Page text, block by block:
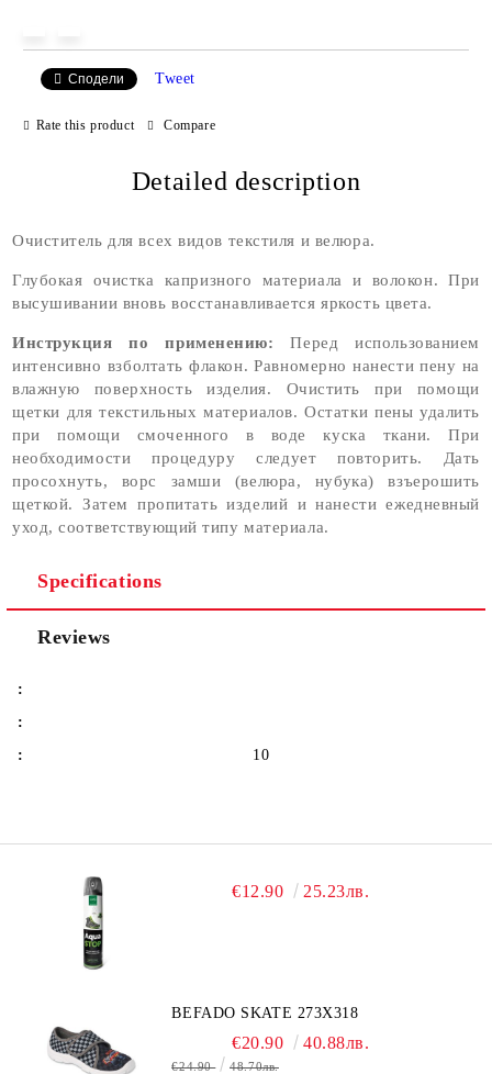
Сподели Tweet
Rate this product Compare
Detailed description
Очиститель для всех видов текстиля и велюра.
Глубокая очистка капризного материала и волокон. При
высушивании вновь восстанавливается яркость цвета.
Инструкция по применению:
Перед использованием
интенсивно взболтать флакон. Равномерно нанести пену на
влажную поверхность изделия. Очистить при помощи
щетки для текстильных материалов. Остатки пены удалить
при помощи смоченного в воде куска ткани. При
необходимости процедуру следует повторить. Дать
просохнуть, ворс замши (велюра, нубука) взъерошить
щеткой. Затем пропитать изделий и нанести ежедневный
уход, соответствующий типу материала.
Specifications
Reviews
:
:
:
10
€12.90 25.23лв.
BEFADO SKATE 273X318
€20.90 40.88лв.
€24.90 48.70лв.